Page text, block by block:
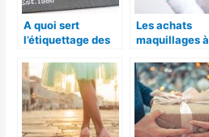
A quoi sert
l’étiquettage des
Les achats
maquillages à